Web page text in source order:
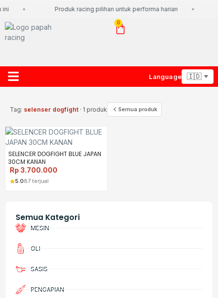
Produk racing pilihan untuk performa harian
0
Language
Semua Kategori
MESIN
OLI
SASIS
PENGAPIAN
Tag: selenser dogfight · 1 produk Semua produk
SELENCER DOGFIGHT BLUE JAPAN
30CM KANAN
Rp 3.700.000
5.087 terjual